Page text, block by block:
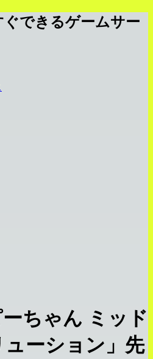
できるゲームサー
ーちゃん ミッド
ーション」先